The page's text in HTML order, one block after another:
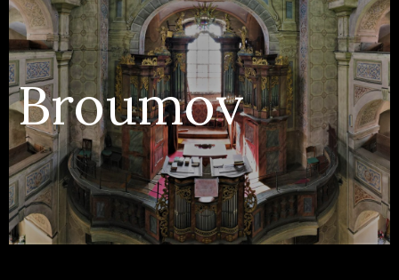
projektu
Nahrávky
Kontakt
Broumov